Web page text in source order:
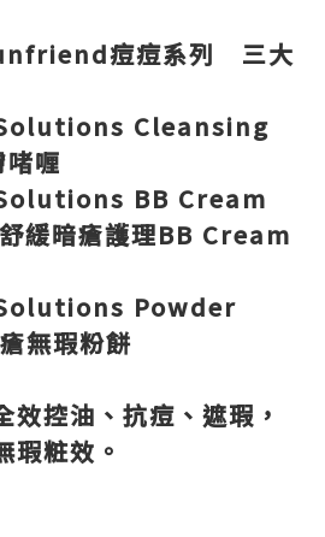
痘痘系列 三大
Cleansing
喱
BB Cream
舒緩暗瘡護理BB Cream
Powder
無瑕粉餅
效控油、抗痘、遮瑕，
瑕粧效。